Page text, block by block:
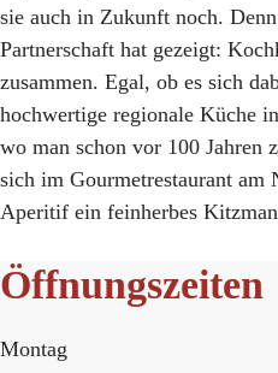
sie auch in Zukunft noch.
Partnerschaft hat gezeigt:
zusammen. Egal, ob es sich
hochwertige regionale Küche
wo man schon vor 100 Jahren
sich im Gourmetrestaurant am
Aperitif ein feinherbes
Öffnungszeiten
Montag